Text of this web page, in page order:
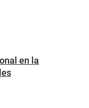
en la